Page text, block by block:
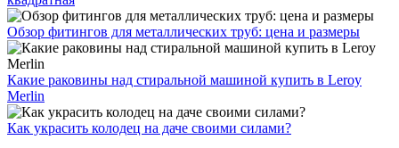
Обзор фитингов для металлических труб: цена и размеры
Какие раковины над стиральной машиной купить в Leroy
Merlin
Как украсить колодец на даче своими силами?